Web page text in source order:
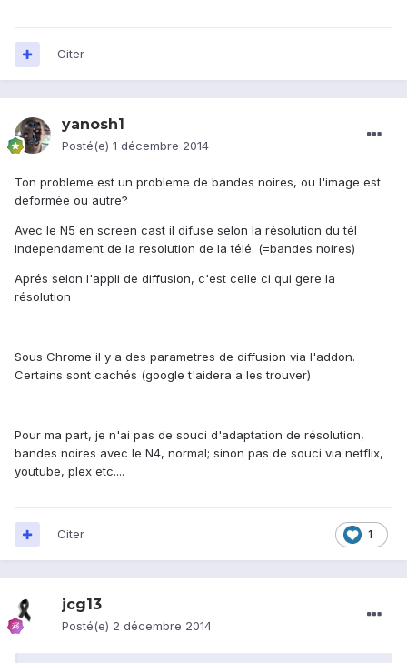
Citer
yanosh1
Posté(e) 1 décembre 2014
Ton probleme est un probleme de bandes noires, ou l'image est
deformée ou autre?
Avec le N5 en screen cast il difuse selon la résolution du tél
independament de la resolution de la télé. (=bandes noires)
Aprés selon l'appli de diffusion, c'est celle ci qui gere la
résolution
Sous Chrome il y a des parametres de diffusion via l'addon.
Certains sont cachés (google t'aidera a les trouver)
Pour ma part, je n'ai pas de souci d'adaptation de résolution,
bandes noires avec le N4, normal; sinon pas de souci via netflix,
youtube, plex etc....
1
Citer
jcg13
Posté(e) 2 décembre 2014